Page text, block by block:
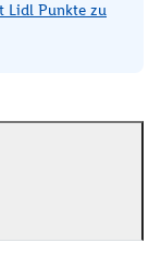
Lidl Punkte zu